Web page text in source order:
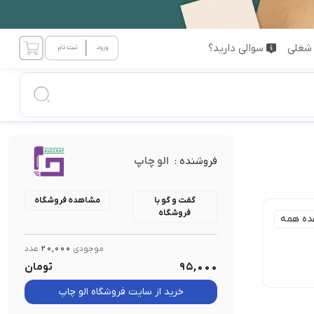
سوالی دارید؟
همه
فروشنده : الو چاپ
گفت و گو با
فروشگاه
مشاهده فروشگاه
موجودی 20,000 عدد
95,000 تومان
خرید از سایت فروشگاه الو چاپ